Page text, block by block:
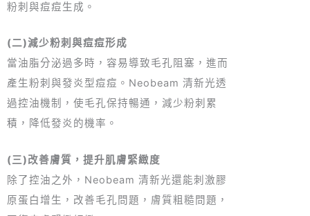
粉刺與痘痘生成。
(二)減少粉刺與痘痘形成
當油脂分泌過多時，容易導致毛孔阻塞，進而
產生粉刺與發炎型痘痘。Neobeam 清新光透
過控油機制，使毛孔保持暢通，減少粉刺累
積，降低發炎的機率。
(三)改善膚質，提升肌膚緊緻度
除了控油之外，Neobeam 清新光還能刺激膠
原蛋白增生，改善毛孔問題，膚質粗糙問題，